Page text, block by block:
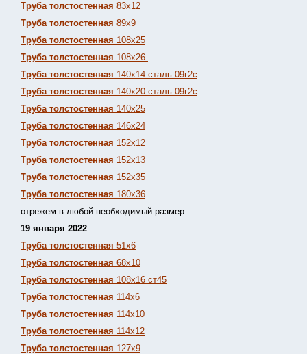
Труба толстостенная 83х12
Труба толстостенная 89х9
Труба толстостенная 108х25
Труба толстостенная 108х26
Труба толстостенная 140х14 сталь 09г2с
Труба толстостенная 140х20 сталь 09г2с
Труба толстостенная 140х25
Труба толстостенная 146х24
Труба толстостенная 152х12
Труба толстостенная 152х13
Труба толстостенная 152х35
Труба толстостенная 180х36
отрежем в любой необходимый размер
19 января 2022
Труба толстостенная 51х6
Труба толстостенная 68х10
Труба толстостенная 108х16 ст45
Труба толстостенная 114х6
Труба толстостенная 114х10
Труба толстостенная 114х12
Труба толстостенная 127х9